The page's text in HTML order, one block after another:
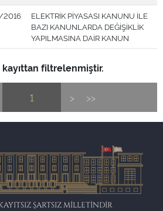
ELEKTRİK PİYASASI KANUNU İLE
BAZI KANUNLARDA DEĞİŞİKLİK
YAPILMASINA DAİR KANUN
filtrelenmiştir.
1 > >>
ŞARTSIZ MİLLETİNDİR